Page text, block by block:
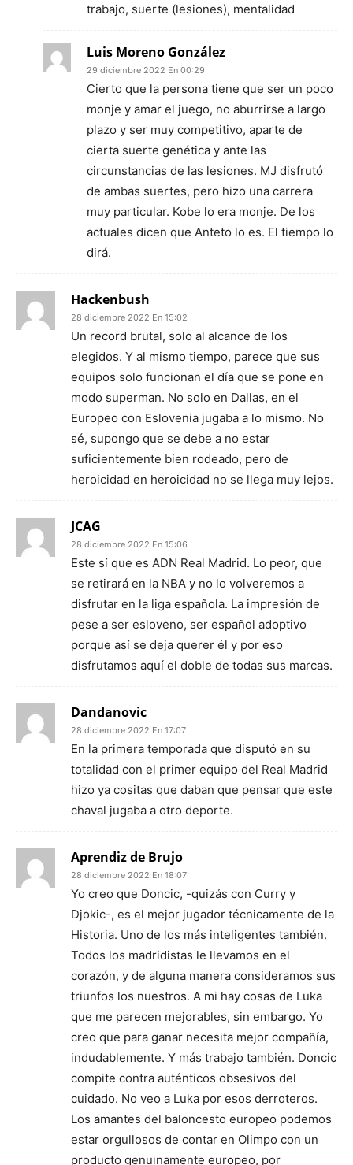
trabajo, suerte (lesiones), mentalidad
Luis Moreno González
29 diciembre 2022 En 00:29
Cierto que la persona tiene que ser un poco
monje y amar el juego, no aburrirse a largo
plazo y ser muy competitivo, aparte de
cierta suerte genética y ante las
circunstancias de las lesiones. MJ disfrutó
de ambas suertes, pero hizo una carrera
muy particular. Kobe lo era monje. De los
actuales dicen que Anteto lo es. El tiempo lo
dirá.
Hackenbush
28 diciembre 2022 En 15:02
Un record brutal, solo al alcance de los
elegidos. Y al mismo tiempo, parece que sus
equipos solo funcionan el día que se pone en
modo superman. No solo en Dallas, en el
Europeo con Eslovenia jugaba a lo mismo. No
sé, supongo que se debe a no estar
suficientemente bien rodeado, pero de
heroicidad en heroicidad no se llega muy lejos.
JCAG
28 diciembre 2022 En 15:06
Este sí que es ADN Real Madrid. Lo peor, que
se retirará en la NBA y no lo volveremos a
disfrutar en la liga española. La impresión de
pese a ser esloveno, ser español adoptivo
porque así se deja querer él y por eso
disfrutamos aquí el doble de todas sus marcas.
Dandanovic
28 diciembre 2022 En 17:07
En la primera temporada que disputó en su
totalidad con el primer equipo del Real Madrid
hizo ya cositas que daban que pensar que este
chaval jugaba a otro deporte.
Aprendiz de Brujo
28 diciembre 2022 En 18:07
Yo creo que Doncic, -quizás con Curry y
Djokic-, es el mejor jugador técnicamente de la
Historia. Uno de los más inteligentes también.
Todos los madridistas le llevamos en el
corazón, y de alguna manera consideramos sus
triunfos los nuestros. A mi hay cosas de Luka
que me parecen mejorables, sin embargo. Yo
creo que para ganar necesita mejor compañía,
indudablemente. Y más trabajo también. Doncic
compite contra auténticos obsesivos del
cuidado. No veo a Luka por esos derroteros.
Los amantes del baloncesto europeo podemos
estar orgullosos de contar en Olimpo con un
producto genuinamente europeo, por